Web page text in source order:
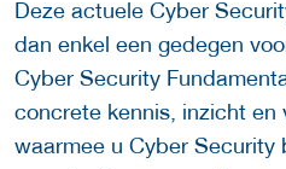
Deze actuele Cyber
dan enkel een gedegen
Cyber Security
concrete kennis, inzicht en
waarmee u Cyber Security